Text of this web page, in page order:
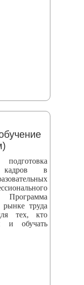
кадров в
Программа
рынке труда
тех, кто
и обучать